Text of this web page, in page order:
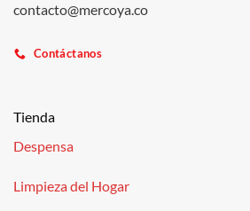
contacto@mercoya.co
Contáctanos
Tienda
Despensa
Limpieza del Hogar